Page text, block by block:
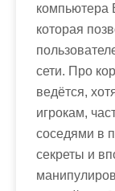
компьютера
которая
сети. Про
ведётся,
игрокам,
соседями в
секреты и